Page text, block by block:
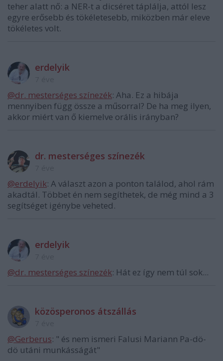
teher alatt nő: a NER-t a dicséret táplálja, attól lesz
egyre erősebb és tökéletesebb, miközben már eleve
tökéletes volt.
erdelyik
@dr. mesterséges színezék: Aha. Ez a hibája
mennyiben függ össze a műsorral? De ha meg ilyen,
akkor miért van ő kiemelve orális irányban?
dr. mesterséges színezék
@erdelyik: A választ azon a ponton találod, ahol rám
akadtál. Többet én nem segíthetek, de még mind a 3
segítséget igénybe veheted.
erdelyik
@dr. mesterséges színezék: Hát ez így nem túl sok...
közösperonos átszállás
@Gerberus: " és nem ismeri Falusi Mariann Pa-dö-
dö utáni munkásságát"